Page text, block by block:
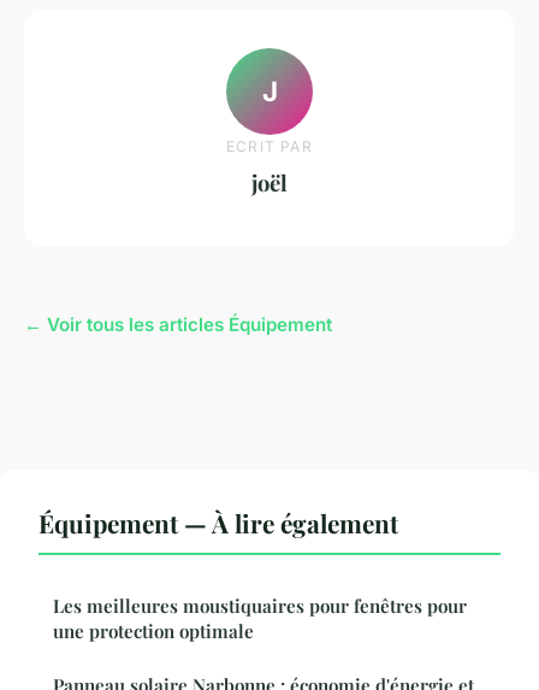
J
ECRIT PAR
joël
← Voir tous les articles Équipement
Équipement — À lire également
Les meilleures moustiquaires pour fenêtres pour
une protection optimale